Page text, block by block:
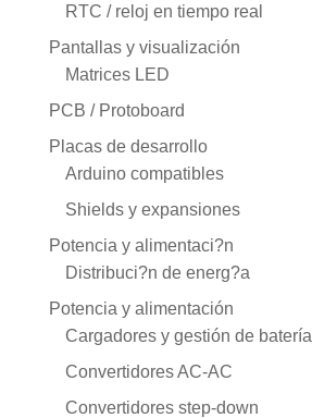
RTC / reloj en tiempo real
Pantallas y visualización
Matrices LED
PCB / Protoboard
Placas de desarrollo
Arduino compatibles
Shields y expansiones
Potencia y alimentaci?n
Distribuci?n de energ?a
Potencia y alimentación
Cargadores y gestión de batería
Convertidores AC-AC
Convertidores step-down